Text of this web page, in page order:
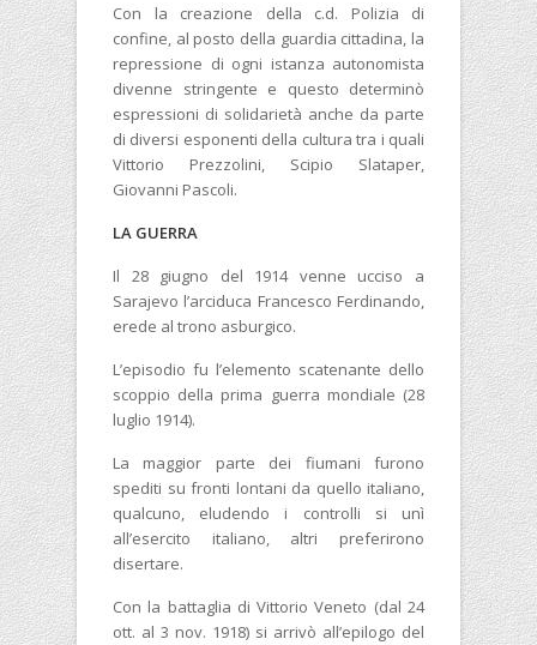
Con la creazione della c.d. Polizia di
confine, al posto della guardia cittadina, la
repressione di ogni istanza autonomista
divenne stringente e questo determinò
espressioni di solidarietà anche da parte
di diversi esponenti della cultura tra i quali
Vittorio Prezzolini, Scipio Slataper,
Giovanni Pascoli.
LA GUERRA
Il 28 giugno ‎del 1914 venne ucciso a
Sarajevo l’arciduca Francesco Ferdinando,
erede al trono asburgico.
L’episodio fu l’elemento scatenante dello
scoppio della prima guerra mondiale (28
luglio 1914).
La maggior parte dei fiumani furono
spediti su fronti lontani da quello italiano,
qualcuno, eludendo i controlli si unì
all’esercito italiano, altri preferirono
disertare.
Con la battaglia di Vittorio Veneto (dal 24
ott. al 3 nov. 1918) si arrivò all’epilogo del